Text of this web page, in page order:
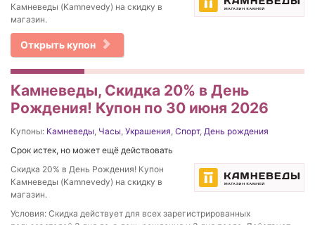
Камневеды (Kamnevedy) на скидку в
магазин.
Открыть купон
Камневеды, Скидка 20% в День
Рождения! Купон по 30 июня 2026
Купоны: Камневеды, Часы, Украшения, Спорт, День рождения
Срок истек, но может ещё действовать
Скидка 20% в День Рождения! Купон
Камневеды (Kamnevedy) на скидку в
магазин.
Условия: Скидка действует для всех зарегистрированных